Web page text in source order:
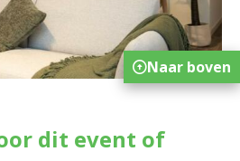
dit event of
Naar boven